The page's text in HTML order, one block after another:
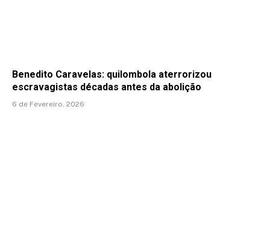
Benedito Caravelas: quilombola aterrorizou
escravagistas décadas antes da abolição
6 de Fevereiro, 2026